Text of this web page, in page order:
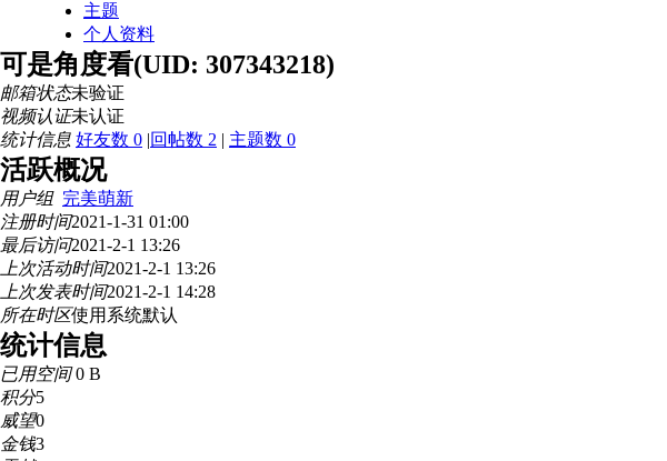
主题
个人资料
可是角度看(UID: 307343218)
邮箱状态未验证
视频认证未认证
统计信息 好友数 0 |回帖数 2 | 主题数 0
活跃概况
用户组 完美萌新
注册时间2021-1-31 01:00
最后访问2021-2-1 13:26
上次活动时间2021-2-1 13:26
上次发表时间2021-2-1 14:28
所在时区使用系统默认
统计信息
已用空间0 B
积分5
威望0
金钱3